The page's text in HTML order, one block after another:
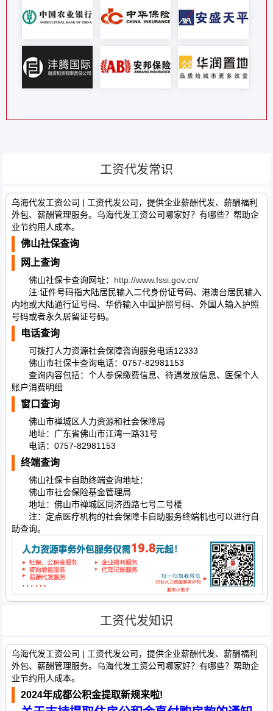
工资代发常识
乌海代发工资公司 | 工资代发公司，提供企业薪酬代发、薪酬福利
外包、薪酬管理服务。乌海代发工资公司哪家好？有哪些？帮助企
业节约用人成本。
佛山社保查询
网上查询
佛山社保卡查询网址： http://www.fssi.gov.cn/
注:证件号码指大陆居民输入二代身份证号码、港澳台居民输入
内地或大陆通行证号码、华侨输入中国护照号码、外国人输入护照
号码或者永久居留证号码。
电话查询
可拨打人力资源社会保障咨询服务电话12333
佛山市社保卡查询电话：0757-82981153
查询内容包括：个人参保缴费信息、待遇发放信息、医保个人
账户消费明细
窗口查询
佛山市禅城区人力资源和社会保障局
地址：广东省佛山市江湾一路31号
电话：0757-82981153
终端查询
佛山社保卡自助终端查询地址：
佛山市社会保险基金管理局
地址：佛山市禅城区同济西路七号二号楼
注：定点医疗机构的社会保障卡自助服务终端机也可以进行自
助查询。
工资代发知识
乌海代发工资公司 | 工资代发公司，提供企业薪酬代发、薪酬福利
外包、薪酬管理服务。乌海代发工资公司哪家好？有哪些？帮助企
业节约用人成本。
2024年成都公积金提取新规来啦!